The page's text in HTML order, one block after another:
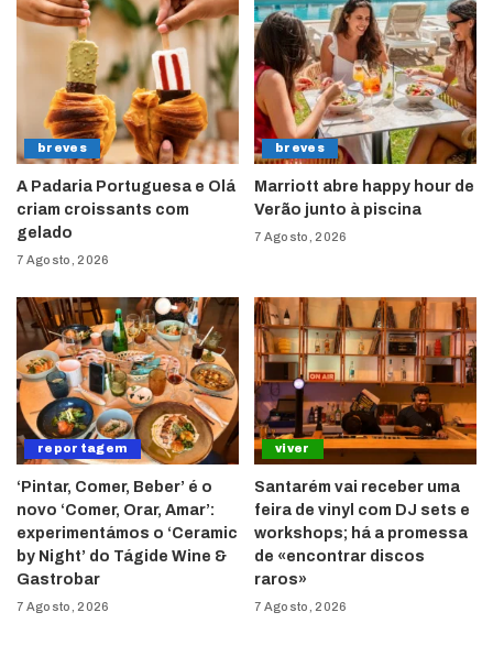
breves
A Padaria Portuguesa e Olá
criam croissants com
gelado
7 Agosto, 2026
breves
Marriott abre happy hour de
Verão junto à piscina
7 Agosto, 2026
reportagem
‘Pintar, Comer, Beber’ é o
novo ‘Comer, Orar, Amar’:
experimentámos o ‘Ceramic
by Night’ do Tágide Wine &
Gastrobar
7 Agosto, 2026
viver
Santarém vai receber uma
feira de vinyl com DJ sets e
workshops; há a promessa
de «encontrar discos
raros»
7 Agosto, 2026